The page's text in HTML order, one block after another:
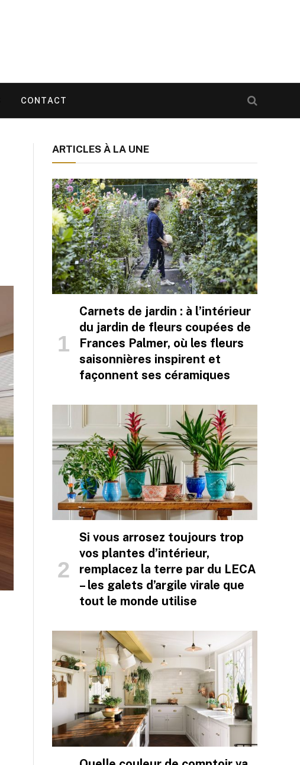
CONTACT
ARTICLES À LA UNE
Carnets de jardin : à l’intérieur
du jardin de fleurs coupées de
Frances Palmer, où les fleurs
saisonnières inspirent et
façonnent ses céramiques
Si vous arrosez toujours trop
vos plantes d’intérieur,
remplacez la terre par du LECA
– les galets d’argile virale que
tout le monde utilise